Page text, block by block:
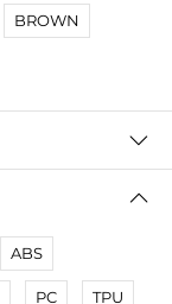
BROWN
ABS
PC TPU